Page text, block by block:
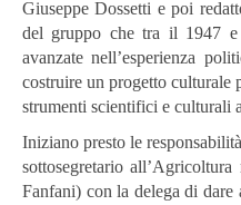
Giuseppe Dossetti e poi
del gruppo che tra il 1947
avanzate nell’esperienza
costruire un progetto culturale
strumenti scientifici e culturali
Iniziano presto le
sottosegretario
Fanfani) con la delega di dare